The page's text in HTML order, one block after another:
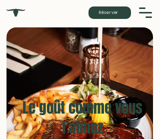
Réserver
Le goût comme vous
l’aimez